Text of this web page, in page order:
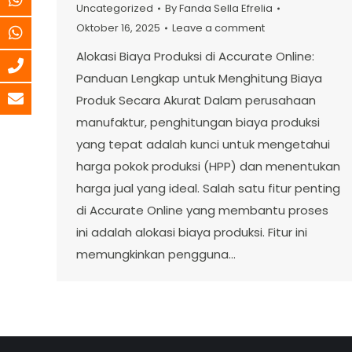
Uncategorized ByFanda Sella Efrelia
Oktober 16, 2025
Leave a comment
Alokasi Biaya Produksi di Accurate Online:
Panduan Lengkap untuk Menghitung Biaya
Produk Secara Akurat Dalam perusahaan
manufaktur, penghitungan biaya produksi
yang tepat adalah kunci untuk mengetahui
harga pokok produksi (HPP) dan menentukan
harga jual yang ideal. Salah satu fitur penting
di Accurate Online yang membantu proses
ini adalah alokasi biaya produksi. Fitur ini
memungkinkan pengguna…